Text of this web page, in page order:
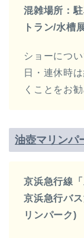
混雑場所：
トラン/水槽
ショーにつ
日・連休時は
くことをお
油壺マリンパ
京浜急行線
京浜急行バ
リンパーク)